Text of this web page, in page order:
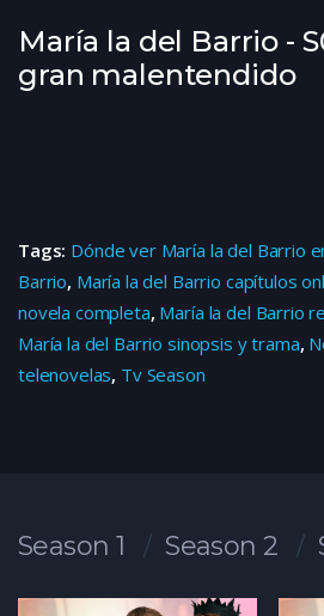
María la del Barrio -
gran malentendido
Tags: Dónde ver María la del Barrio
Barrio, María la del Barrio capítulos
novela completa, María la del Barrio
María la del Barrio sinopsis y trama,
telenovelas, Tv Season
Season 1 Season 2